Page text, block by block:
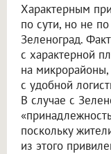
Характерным
по сути, но не
Зеленоград.
с характерной
на микрорайоны,
с удобной
В случае с
поскольку
из этого